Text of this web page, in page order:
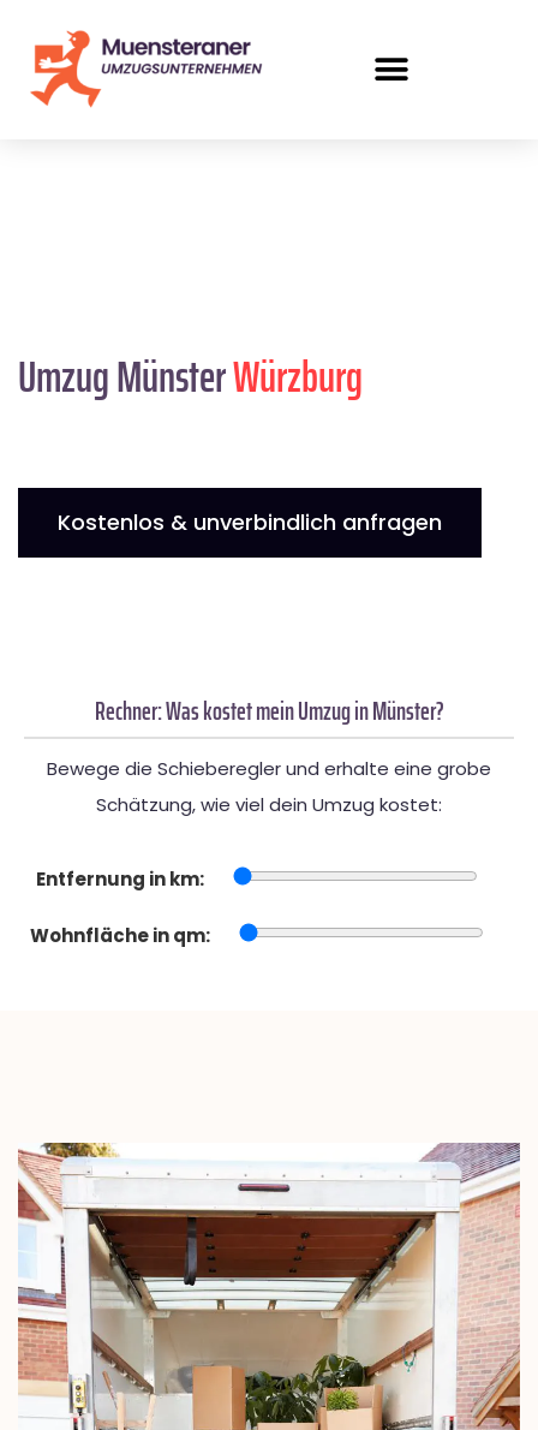
Umzug MünsterWürzburg
Kostenlos & unverbindlich anfragen
Rechner: Was kostet mein Umzug in Münster?
Bewege die Schieberegler und erhalte eine grobe
Schätzung, wie viel dein Umzug kostet:
Entfernung in km:
Wohnfläche in qm: